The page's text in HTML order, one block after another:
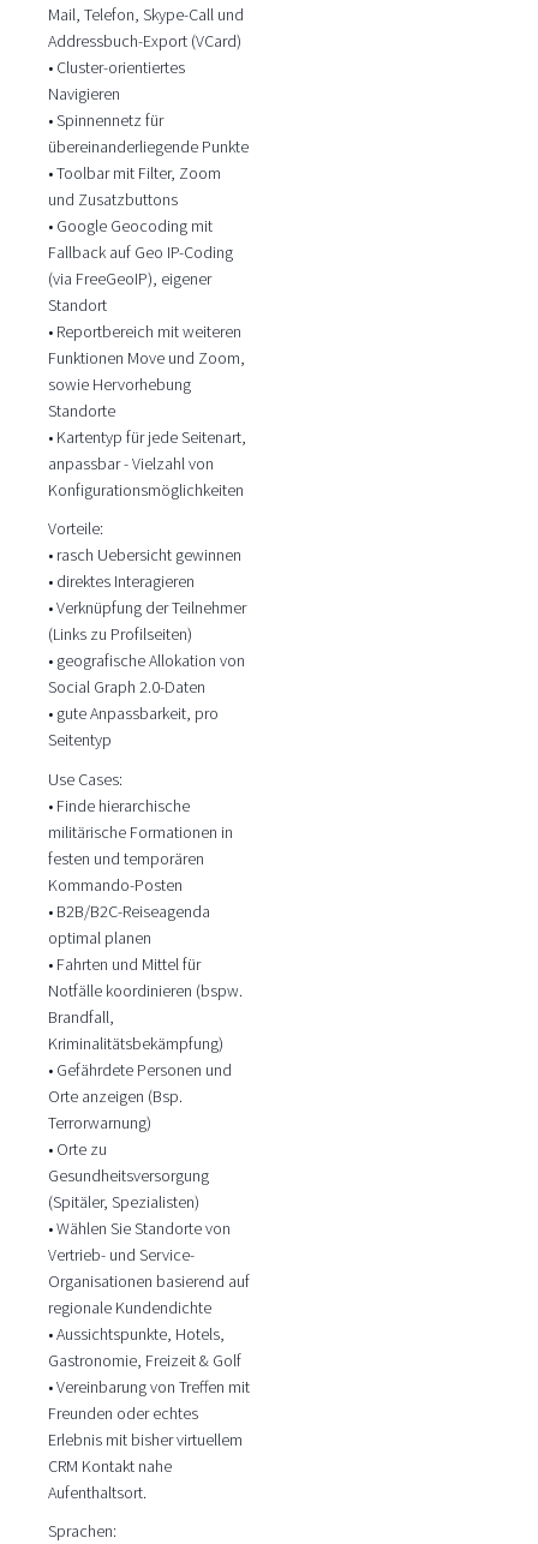
Mail, Telefon, Skype-Call und
Addressbuch-Export (VCard)
• Cluster-orientiertes
Navigieren
• Spinnennetz für
übereinanderliegende Punkte
• Toolbar mit Filter, Zoom
und Zusatzbuttons
• Google Geocoding mit
Fallback auf Geo IP-Coding
(via FreeGeoIP), eigener
Standort
• Reportbereich mit weiteren
Funktionen Move und Zoom,
sowie Hervorhebung
Standorte
• Kartentyp für jede Seitenart,
anpassbar - Vielzahl von
Konfigurationsmöglichkeiten
Vorteile:
• rasch Uebersicht gewinnen
• direktes Interagieren
• Verknüpfung der Teilnehmer
(Links zu Profilseiten)
• geografische Allokation von
Social Graph 2.0-Daten
• gute Anpassbarkeit, pro
Seitentyp
Use Cases:
• Finde hierarchische
militärische Formationen in
festen und temporären
Kommando-Posten
• B2B/B2C-Reiseagenda
optimal planen
• Fahrten und Mittel für
Notfälle koordinieren (bspw.
Brandfall,
Kriminalitätsbekämpfung)
• Gefährdete Personen und
Orte anzeigen (Bsp.
Terrorwarnung)
• Orte zu
Gesundheitsversorgung
(Spitäler, Spezialisten)
• Wählen Sie Standorte von
Vertrieb- und Service-
Organisationen basierend auf
regionale Kundendichte
• Aussichtspunkte, Hotels,
Gastronomie, Freizeit & Golf
• Vereinbarung von Treffen mit
Freunden oder echtes
Erlebnis mit bisher virtuellem
CRM Kontakt nahe
Aufenthaltsort.
Sprachen: